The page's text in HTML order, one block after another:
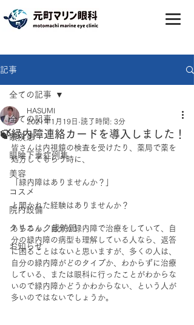
記事
全ての記事
眼疾患
眼瞼下垂症例集
美容
コスメ
院内設備
クリニック歳時記
お知らせ
全ての記事
🍃緑内障連絡カードを導入しました！
HASUMI
2021年1月19日 読了時間: 3分
皆さんは内視鏡の検査を受けたり、薬局で薬を
処方してもらう時に、
「緑内障はありませんか？」
と聞かれた経験はありませんか？
もちろん、自分が緑内障で治療をしていて、自
分の緑内障の病型も理解している人なら、返答
に困ることはないと思いますが、多くの人は、
自分の緑内障がどのタイプか、わからずに治療
している、または眼科に行ったことがわからな
いので緑内障かどうかわからない、という人が
多いのではないでしょうか。